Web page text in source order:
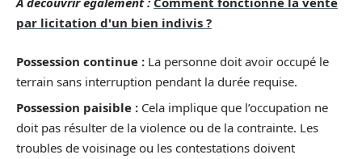
par licitation d'un bien indivis ?
Possession continue : La personne doit avoir occupé le
terrain sans interruption pendant la durée requise.
Possession paisible : Cela implique que l’occupation ne
doit pas résulter de la violence ou de la contrainte. Les
troubles de voisinage ou les contestations doivent